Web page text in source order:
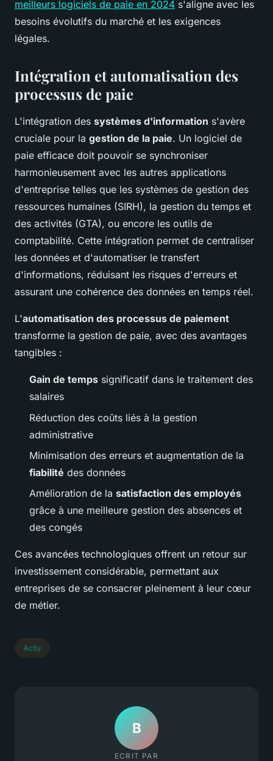
meilleurs logiciels de paie en 2024 s'aligne avec les
besoins évolutifs du marché et les exigences
légales.
Intégration et automatisation des
processus de paie
L'intégration des systèmes d'information s'avère
cruciale pour la gestion de la paie. Un logiciel de
paie efficace doit pouvoir se synchroniser
harmonieusement avec les autres applications
d'entreprise telles que les systèmes de gestion des
ressources humaines (SIRH), la gestion du temps et
des activités (GTA), ou encore les outils de
comptabilité. Cette intégration permet de centraliser
les données et d'automatiser le transfert
d'informations, réduisant les risques d'erreurs et
assurant une cohérence des données en temps réel.
L'automatisation des processus de paiement
transforme la gestion de paie, avec des avantages
tangibles :
Gain de temps significatif dans le traitement des
salaires
Réduction des coûts liés à la gestion
administrative
Minimisation des erreurs et augmentation de la
fiabilité des données
Amélioration de la satisfaction des employés
grâce à une meilleure gestion des absences et
des congés
Ces avancées technologiques offrent un retour sur
investissement considérable, permettant aux
entreprises de se consacrer pleinement à leur cœur
de métier.
Actu
B
ECRIT PAR